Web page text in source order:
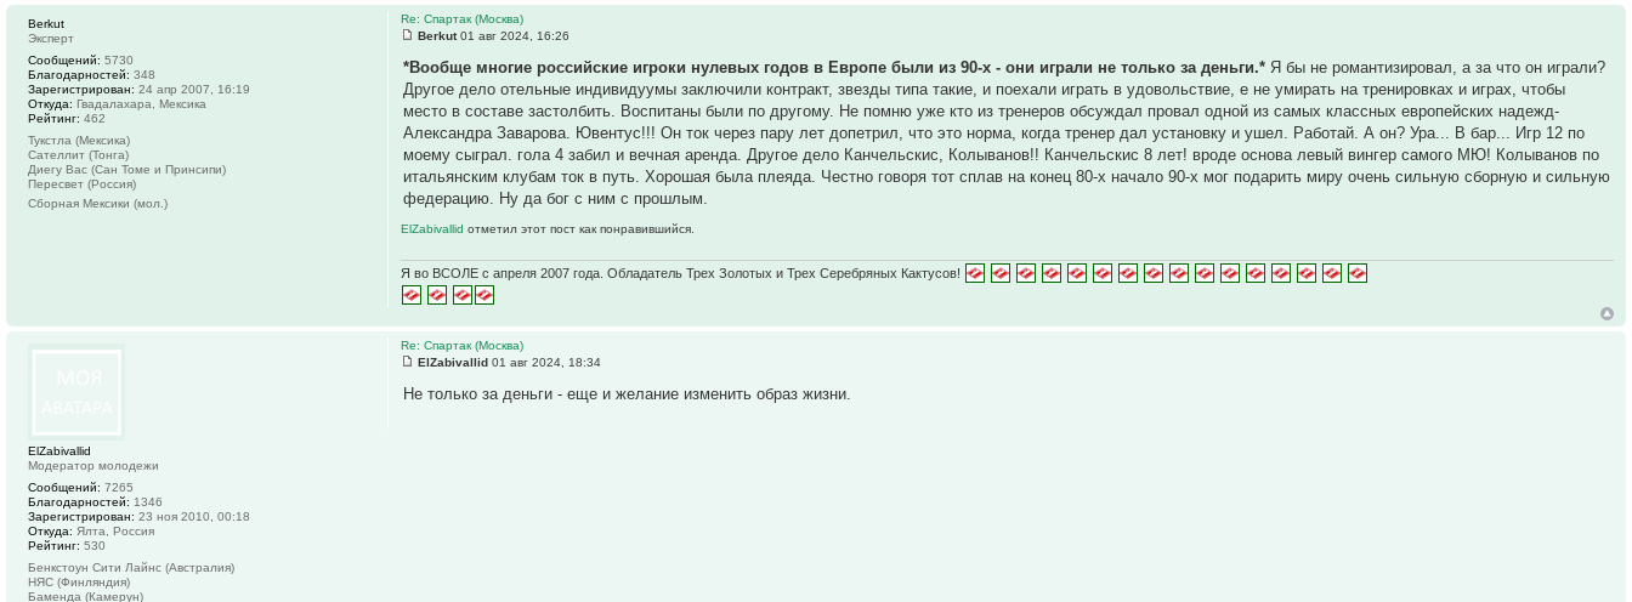
Re: Спартак (Москва)
Berkut01 авг 2024, 16:26
*Вообще многие российские игроки нулевых годов в Европе были из 90-х - они играли не только за деньги.* Я бы не романтизировал, а за что он играли?
Другое дело отельные индивидуумы заключили контракт, звезды типа такие, и поехали играть в удовольствие, е не умирать на тренировках и играх, чтобы
место в составе застолбить. Воспитаны были по другому. Не помню уже кто из тренеров обсуждал провал одной из самых классных европейских надежд-
Александра Заварова. Ювентус!!! Он ток через пару лет допетрил, что это норма, когда тренер дал установку и ушел. Работай. А он? Ура... В бар... Игр 12 по
моему сыграл. гола 4 забил и вечная аренда. Другое дело Канчельскис, Колыванов!! Канчельскис 8 лет! вроде основа левый вингер самого МЮ! Колыванов по
итальянским клубам ток в путь. Хорошая была плеяда. Честно говоря тот сплав на конец 80-х начало 90-х мог подарить миру очень сильную сборную и сильную
федерацию. Ну да бог с ним с прошлым.
ElZabivallidотметил этот пост как понравившийся.
Я во ВСОЛЕ с апреля 2007 года. Обладатель Трех Золотых и Трех Серебряных Кактусов!
Berkut
Эксперт
Сообщений: 5730
Благодарностей: 348
Зарегистрирован: 24 апр 2007, 16:19
Откуда: Гвадалахара, Мексика
Рейтинг: 462
Тукстла (Мексика)
Сателлит (Тонга)
Диегу Вас (Сан Томе и Принсипи)
Пересвет (Россия)
Сборная Мексики (мол.)
Re: Спартак (Москва)
ElZabivallid 01 авг 2024, 18:34
Не только за деньги - еще и желание изменить образ жизни.
ElZabivallid
Модератор молодежи
Сообщений: 7265
Благодарностей: 1346
Зарегистрирован: 23 ноя 2010, 00:18
Откуда: Ялта, Россия
Рейтинг: 530
Бенкстоун Сити Лайнс (Австралия)
НЯС (Финляндия)
Баменда (Камерун)